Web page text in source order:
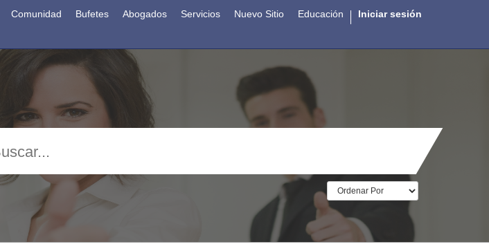
Comunidad Bufetes Abogados Servicios Nuevo Sitio Educación Iniciar sesión